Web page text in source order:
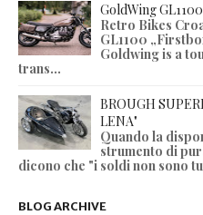
GoldWing
Retro Bikes
GL1100
Goldwing is a
trans...
BROUGH
LENA"
Quando la
strumento di
dicono che "i soldi non sono
BLOG ARCHIVE